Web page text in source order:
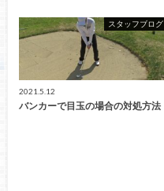
スタッフブログ
2021.5.12
バンカーで目玉の場合の対処方法